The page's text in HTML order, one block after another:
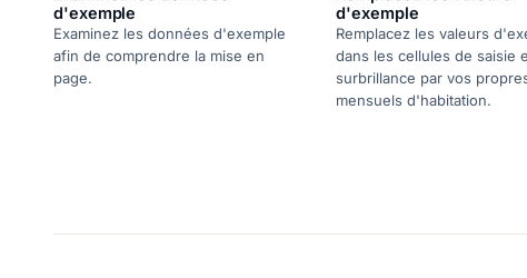
d'exemple
Examinez les données d'exemple
afin de comprendre la mise en
page.
d'exemple
Remplacez les valeurs
dans les cellules de saisie
surbrillance par vos
mensuels d'habitation.